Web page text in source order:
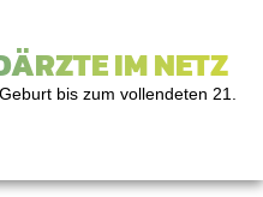
IM NETZ
bis zum vollendeten 21.